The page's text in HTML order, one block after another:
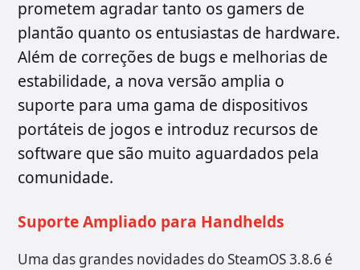
prometem agradar tanto os gamers de
plantão quanto os entusiastas de hardware.
Além de correções de bugs e melhorias de
estabilidade, a nova versão amplia o
suporte para uma gama de dispositivos
portáteis de jogos e introduz recursos de
software que são muito aguardados pela
comunidade.
Suporte Ampliado para Handhelds
Uma das grandes novidades do SteamOS 3.8.6 é